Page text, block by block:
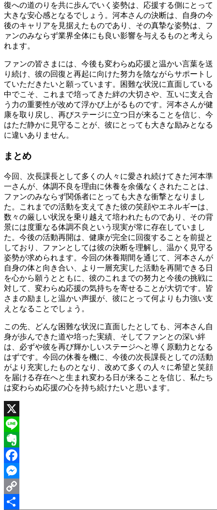
復への道のりを共に歩んでいく姿勢は、応援する側にとって
大きな安心感となるでしょう。河本さんの決断は、自身の今
後のキャリアを見据えたものであり、その真摯な姿勢は、フ
ァンのみならず業界全体にも良い影響を与えるものと考えら
れます。
ファンの皆さまには、今後も変わらぬ応援と温かい言葉を送
り続け、彼の回復と再起に向けた努力を陰ながらサポートし
ていただきたいと願っています。困難な状況に直面している
中でこそ、これまで培ってきた絆の大切さや、互いに支え合
う力の重要性が改めて浮かび上がるものです。河本さんが健
康を取り戻し、再びステージに立つ日が来ることを信じ、今
はただ静かに見守ることが、彼にとっても大きな励みとなる
に違いありません。
まとめ
今回、次長課長として多くの人々に愛され続けてきた河本準
一さんが、体調不良を理由に休養を余儀なくされたことは、
ファンのみならず関係者にとっても大きな衝撃となりまし
た。これまでの活動を支えてきた彼の笑顔やエネルギーは、
数々の厳しい状況を乗り越えて培われたものであり、その背
景には度重なる体調不良という現実が常に存在していまし
た。今後の活動再開は、健康が完全に回復することを前提と
しており、ファンとしては彼の決断を理解し、温かく見守る
姿勢が求められます。今回の休養期間を通じて、河本さんが
自身の体と向き合い、より一層充実した活動を再開できる日
を心から願うとともに、彼のこれまでの努力と今後の挑戦に
対して、変わらぬ応援の気持ちを寄せることが大切です。皆
さまの励ましと温かい声援が、彼にとって何よりも力強い支
えとなることでしょう。
この先、どんな困難な状況に直面したとしても、河本さん自
身が歩んできた道や培った実績、そしてファンとの深い絆
は、必ずや彼を再び輝かしいステージへと導く原動力となる
はずです。今回の休養を機に、今後の次長課長としての活動
がより充実したものとなり、改めて多くの人々に希望と笑顔
を届ける存在へと生まれ変わる日が来ることを信じ、私たち
は変わらぬ応援の心を持ち続けたいと思います。
X
Line
Evernote
Facebook
Messenger
Copy